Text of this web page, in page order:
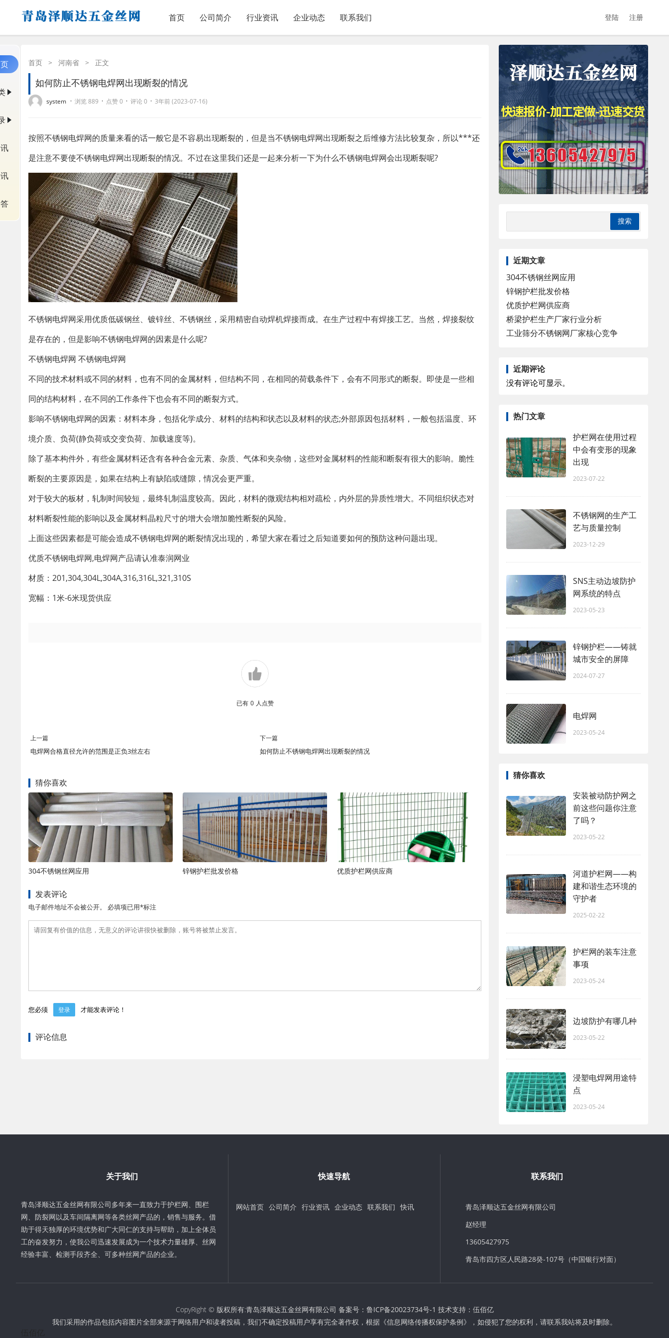
首页 公司简介 行业资讯 企业动态 联系我们 登陆 注册
首页 > 河南省 > 正文
如何防止不锈钢电焊网出现断裂的情况
system · 浏览 889 · 点赞 0 · 评论 0 · 3年前 (2023-07-16)
按照不锈钢电焊网的质量来看的话一般它是不容易出现断裂的，但是当不锈钢电焊网出现断裂之后维修方法比较复杂，所以***还
是注意不要使不锈钢电焊网出现断裂的情况。不过在这里我们还是一起来分析一下为什么不锈钢电焊网会出现断裂呢?
不锈钢电焊网采用优质低碳钢丝、镀锌丝、不锈钢丝，采用精密自动焊机焊接而成。在生产过程中有焊接工艺。当然，焊接裂纹
是存在的，但是影响不锈钢电焊网的因素是什么呢?
不锈钢电焊网 不锈钢电焊网
不同的技术材料或不同的材料，也有不同的金属材料，但结构不同，在相同的荷载条件下，会有不同形式的断裂。即使是一些相
同的结构材料，在不同的工作条件下也会有不同的断裂方式。
影响不锈钢电焊网的因素：材料本身，包括化学成分、材料的结构和状态以及材料的状态;外部原因包括材料，一般包括温度、环
境介质、负荷(静负荷或交变负荷、加载速度等)。
除了基本构件外，有些金属材料还含有各种合金元素、杂质、气体和夹杂物，这些对金属材料的性能和断裂有很大的影响。脆性
断裂的主要原因是，如果在结构上有缺陷或缝隙，情况会更严重。
对于较大的板材，轧制时间较短，最终轧制温度较高。因此，材料的微观结构相对疏松，内外层的异质性增大。不同组织状态对
材料断裂性能的影响以及金属材料晶粒尺寸的增大会增加脆性断裂的风险。
上面这些因素都是可能会造成不锈钢电焊网的断裂情况出现的，希望大家在看过之后知道要如何的预防这种问题出现。
优质不锈钢电焊网,电焊网产品请认准泰润网业
材质：201,304,304L,304A,316,316L,321,310S
宽幅：1米-6米现货供应
已有 0 人点赞
上一篇
电焊网合格直径允许的范围是正负3丝左右
下一篇
如何防止不锈钢电焊网出现断裂的情况
猜你喜欢
304不锈钢丝网应用 锌钢护栏批发价格 优质护栏网供应商
发表评论
电子邮件地址不会被公开。 必填项已用*标注
您必须 登录 才能发表评论！
评论信息
近期文章
304不锈钢丝网应用
锌钢护栏批发价格
优质护栏网供应商
桥梁护栏生产厂家行业分析
工业筛分不锈钢网厂家核心竞争
近期评论
没有评论可显示。
热门文章
护栏网在使用过程
中会有变形的现象
出现
2023-07-22
不锈钢网的生产工
艺与质量控制
2023-12-29
SNS主动边坡防护
网系统的特点
2023-05-23
锌钢护栏——铸就
城市安全的屏障
2024-07-27
电焊网
2023-05-24
猜你喜欢
安装被动防护网之
前这些问题你注意
了吗？
2023-05-22
河道护栏网——构
建和谐生态环境的
守护者
2025-02-22
护栏网的装车注意
事项
2023-05-24
边坡防护有哪几种
2023-05-22
浸塑电焊网用途特
点
2023-05-24
关于我们
青岛泽顺达五金丝网有限公司多年来一直致力于护栏网、围栏
网、防裂网以及车间隔离网等各类丝网产品的，销售与服务。借
助于得天独厚的环境优势和广大同仁的支持与帮助，加上全体员
工的奋发努力，使我公司迅速发展成为一个技术力量雄厚、丝网
经验丰富、检测手段齐全、可多种丝网产品的企业。
快速导航
网站首页 公司简介 行业资讯 企业动态 联系我们 快讯
联系我们
青岛泽顺达五金丝网有限公司
赵经理
13605427975
青岛市四方区人民路28癸-107号（中国银行对面）
CopyRight © 版权所有:青岛泽顺达五金丝网有限公司 备案号： 鲁ICP备20023734号-1 技术支持： 伍佰亿
我们采用的作品包括内容图片全部来源于网络用户和读者投稿，我们不确定投稿用户享有完全著作权，根据《信息网络传播权保护条例》，如侵犯了您的权利，请联系我站将及时删除。